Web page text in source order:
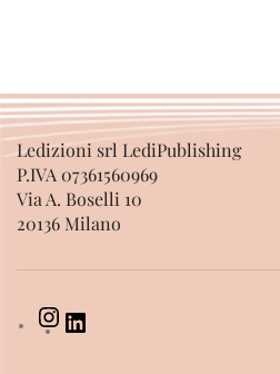
Ledizioni srl LediPublishing
P.IVA 07361560969
Via A. Boselli 10
20136 Milano